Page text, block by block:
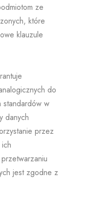
ze
które
klauzule
do
standardów w
danych
przez
jest zgodne z